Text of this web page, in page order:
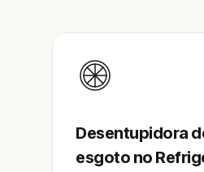
Desentupidora
esgoto no